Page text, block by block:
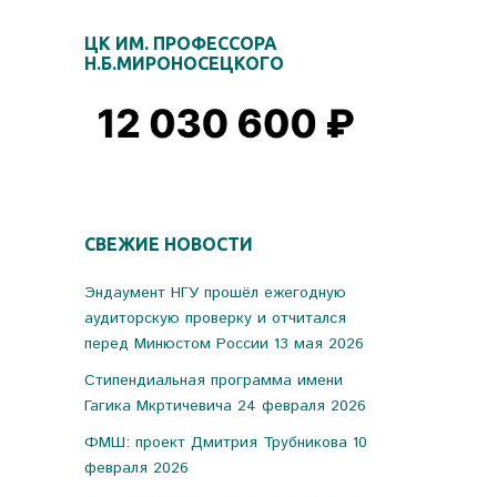
ЦК ИМ. ПРОФЕССОРА
Н.Б.МИРОНОСЕЦКОГО
СВЕЖИЕ НОВОСТИ
Эндаумент НГУ прошёл ежегодную
аудиторскую проверку и отчитался
перед Минюстом России 13 мая 2026
Стипендиальная программа имени
Гагика Мкртичевича 24 февраля 2026
ФМШ: проект Дмитрия Трубникова 10
февраля 2026